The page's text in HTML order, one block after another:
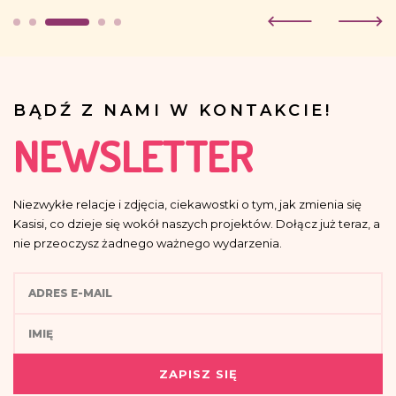
BĄDŹ Z NAMI W KONTAKCIE!
NEWSLETTER
Niezwykłe relacje i zdjęcia, ciekawostki o tym, jak zmienia się
Kasisi, co dzieje się wokół naszych projektów. Dołącz już teraz, a
nie przeoczysz żadnego ważnego wydarzenia.
ZAPISZ SIĘ